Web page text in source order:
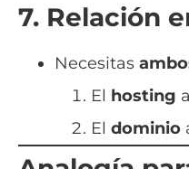
7. Relación
Necesitas
El hosting
El dominio